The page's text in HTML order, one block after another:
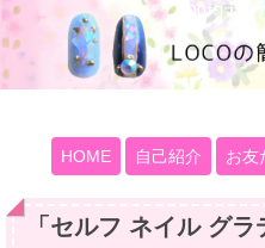
100均大好
HOME 自己紹介 お友
「 セルフ ネイル グラ